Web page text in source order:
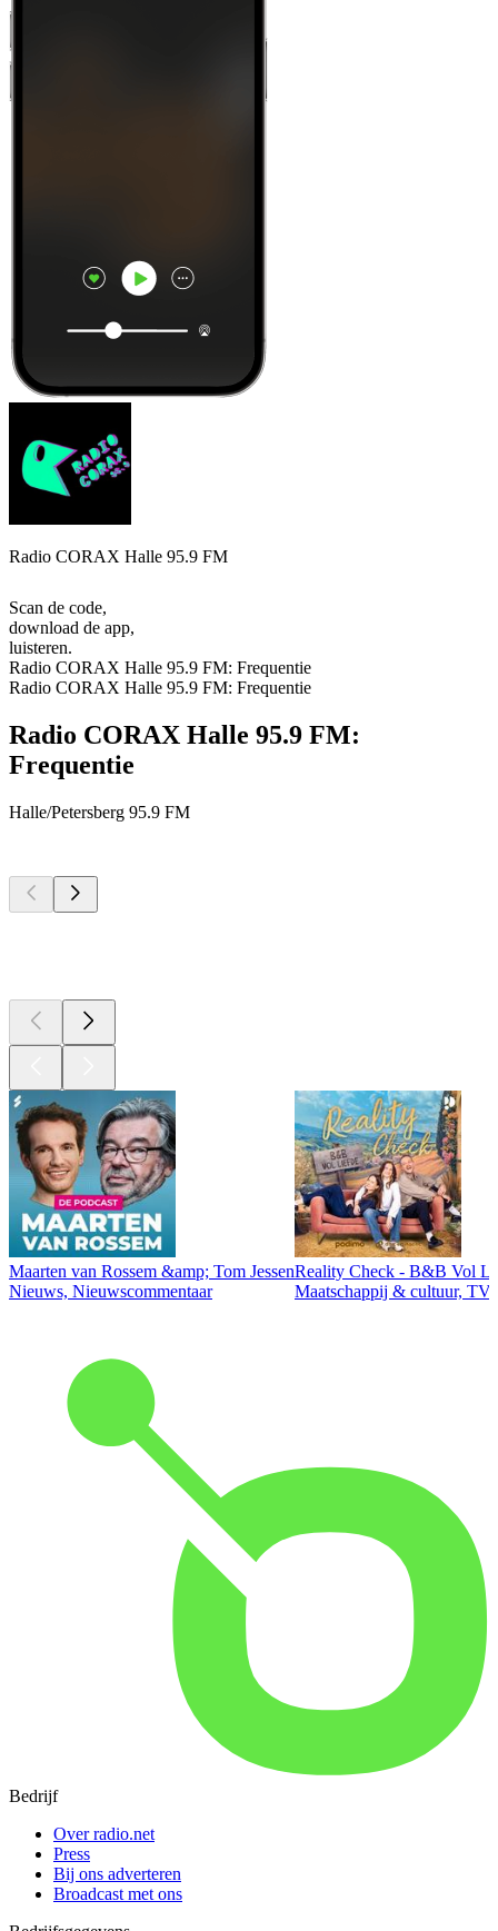
Radio CORAX Halle 95.9 FM
Scan de code,
download de app,
luisteren.
Radio CORAX Halle 95.9 FM: Frequentie
Radio CORAX Halle 95.9 FM: Frequentie
Radio CORAX Halle 95.9 FM:
Frequentie
Halle/Petersberg 95.9 FM
Maarten van Rossem &amp; Tom Jessen
Nieuws, Nieuwscommentaar
Reality Check - B&B Vol
Maatschappij & cultuur,
Bedrijf
Over radio.net
Press
Bij ons adverteren
Broadcast met ons